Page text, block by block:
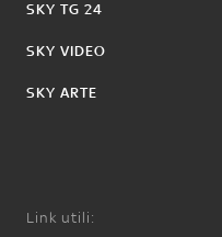
SKY TG 24
SKY VIDEO
SKY ARTE
Link utili: